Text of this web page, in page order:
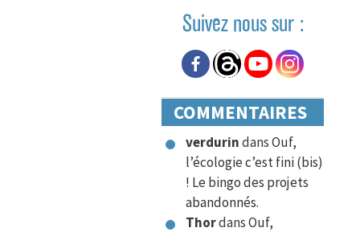
Suivez nous sur :
COMMENTAIRES
verdurindansOuf,
l’écologie c’est fini (bis)
! Le bingo des projets
abandonnés.
ThordansOuf,